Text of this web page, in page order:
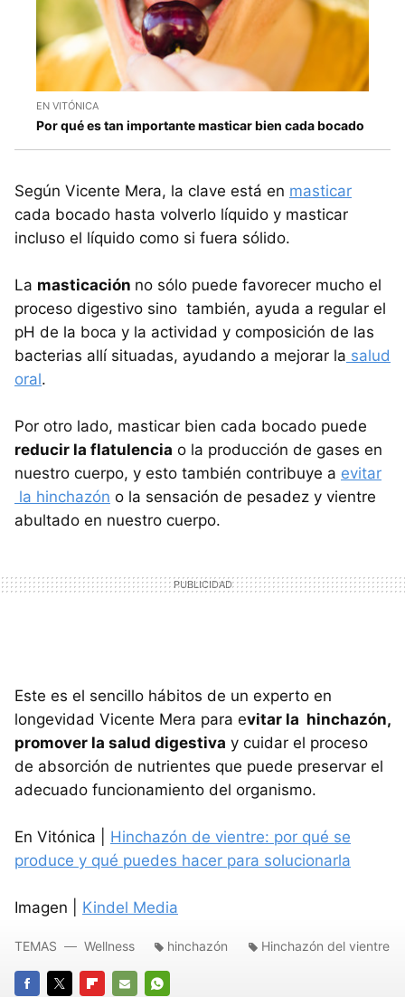
EN VITÓNICA
Por qué es tan importante masticar bien cada bocado
Según Vicente Mera, la clave está en masticar
cada bocado hasta volverlo líquido y masticar
incluso el líquido como si fuera sólido.
La masticación no sólo puede favorecer mucho el
proceso digestivo sino también, ayuda a regular el
pH de la boca y la actividad y composición de las
bacterias allí situadas, ayudando a mejorar la salud
oral.
Por otro lado, masticar bien cada bocado puede
reducir la flatulencia o la producción de gases en
nuestro cuerpo, y esto también contribuye a evitar
la hinchazón o la sensación de pesadez y vientre
abultado en nuestro cuerpo.
Este es el sencillo hábitos de un experto en
longevidad Vicente Mera para evitar la hinchazón,
promover la salud digestiva y cuidar el proceso
de absorción de nutrientes que puede preservar el
adecuado funcionamiento del organismo.
En Vitónica | Hinchazón de vientre: por qué se
produce y qué puedes hacer para solucionarla
Imagen | Kindel Media
TEMAS Wellness hinchazón Hinchazón del vientre